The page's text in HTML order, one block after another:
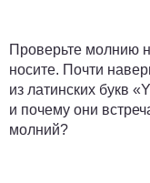
Проверьте молнию
носите. Почти
из латинских букв
и почему они
молний?